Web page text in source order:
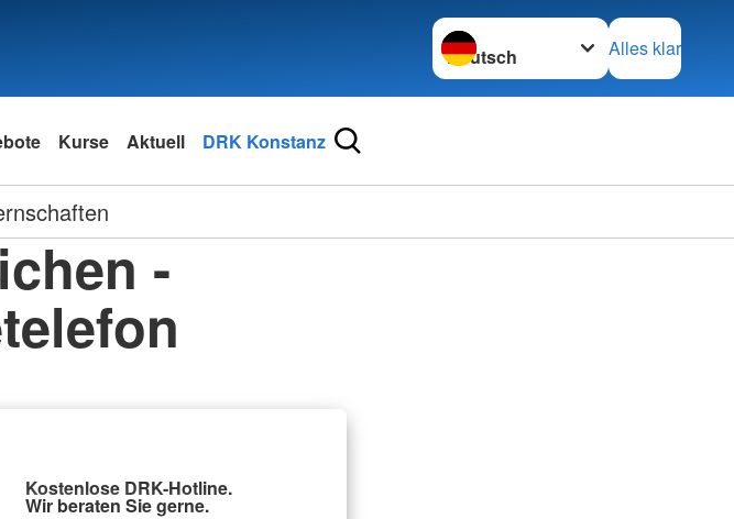
Sprache wechseln zu
Alles klar
Kurse Aktuell DRK Konstanz
-
Kostenlose DRK-Hotline.
Wir beraten Sie gerne.